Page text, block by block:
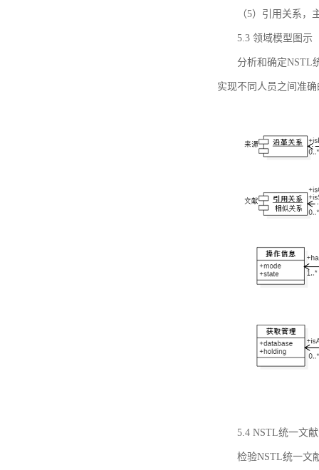
（5）引用关系，
5.3 领域模型图示
分析和确定NSTL
实现不同人员之间准
5.4 NSTL统一文
检验NSTL统一文